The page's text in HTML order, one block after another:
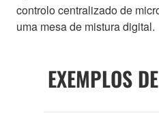
controlo centralizado de
uma mesa de mistura digital.
EXEMPLOS